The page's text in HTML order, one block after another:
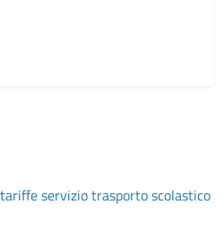
servizio trasporto scolastico